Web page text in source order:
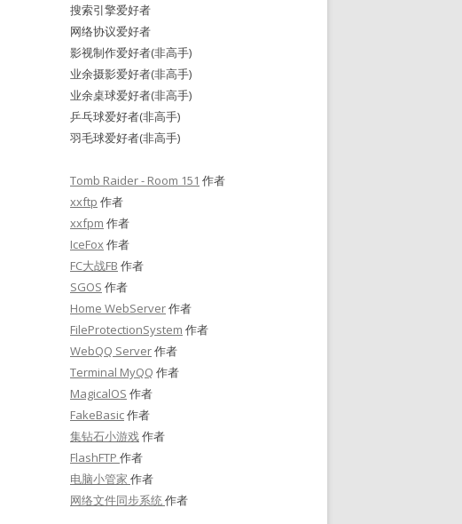
搜索引擎爱好者
网络协议爱好者
影视制作爱好者(非高手)
业余摄影爱好者(非高手)
业余桌球爱好者(非高手)
乒乓球爱好者(非高手)
羽毛球爱好者(非高手)
Tomb Raider - Room 151 作者
xxftp 作者
xxfpm 作者
IceFox作者
FC大战FB 作者
SGOS 作者
Home WebServer作者
FileProtectionSystem 作者
WebQQ Server作者
Terminal MyQQ 作者
MagicalOS 作者
FakeBasic作者
集钻石小游戏作者
FlashFTP 作者
电脑小管家 作者
网络文件同步系统作者